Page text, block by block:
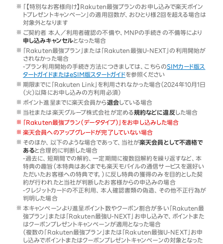
「【特別なお客様向け】Rakuten最強プランのお申し込みで楽天ポイン
トプレゼントキャンペーン」の適用回数が、おひとり様2回を超える場合は
対象外となります
ご契約者 本人／利用者確認の不備や、MNPの手続きの不備等により
申し込みキャンセルとなった場合
「Rakuten最強プラン」または「Rakuten最強U-NEXT」の利用開始が
されなかった場合
-プラン利用開始の手続き方法につきましては、こちらのSIMカード版ス
タートガイドまたはeSIM版スタートガイドを参照ください
期限までに「Rakuten Link」を利用されなかった場合（2024年10月1日
（火）以降にお申し込みの方利用必須）
ポイント進呈までに楽天会員から退会している場合
当社または楽天グループ株式会社が定める規約などに違反した場合
「Rakuten最強プラン（データタイプ）」をお申し込みした場合
楽天会員へのアップグレードが完了していない場合
そのほか、以下のような場合であって、当社が楽天会員として不適格で
あると合理的に判断した場合
-過去に、短期間での解約、一定期間に複数回解約を繰り返すなど、本
特典の趣旨（本特典はあくまでも楽天モバイルの通信サービスを選好い
ただいたお客様への特典です。）に反し特典の獲得のみを目的とした契
約が行われたと当社が判断したお客様からの申込みの場合
-クレジットカードの不正利用、本人確認書類の偽造、その他不正行為が
判明した場合
本キャンペーンより進呈ポイント数やクーポン割合が多い「Rakuten最
強プラン」または「Rakuten最強U-NEXT」お申し込みで、ポイントまた
はクーポンプレゼントキャンペーンが適用となった場合
（複数の「Rakuten最強プラン」または「Rakuten最強U-NEXT」お申
し込みでポイントまたはクーポンプレゼントキャンペーンの対象となった